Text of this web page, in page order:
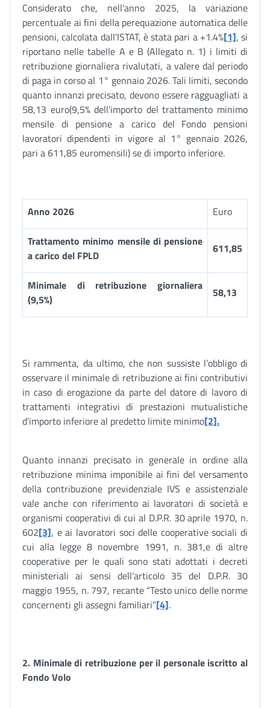
Considerato che, nell'anno 2025, la variazione
percentuale ai fini della perequazione automatica delle
pensioni, calcolata dall'ISTAT, è stata pari a +1.4%[1], si
riportano nelle tabelle A e B (Allegato n. 1) i limiti di
retribuzione giornaliera rivalutati, a valere dal periodo
di paga in corso al 1° gennaio 2026. Tali limiti, secondo
quanto innanzi precisato, devono essere ragguagliati a
58,13 euro(9,5% dell'importo del trattamento minimo
mensile di pensione a carico del Fondo pensioni
lavoratori dipendenti in vigore al 1° gennaio 2026,
pari a 611,85 euromensili) se di importo inferiore.
Anno 2026 Euro
Trattamento minimo mensile di pensione
a carico del FPLD
611,85
Minimale di retribuzione giornaliera
(9,5%)
58,13
Si rammenta, da ultimo, che non sussiste l’obbligo di
osservare il minimale di retribuzione ai fini contributivi
in caso di erogazione da parte del datore di lavoro di
trattamenti integrativi di prestazioni mutualistiche
d’importo inferiore al predetto limite minimo[2].
Quanto innanzi precisato in generale in ordine alla
retribuzione minima imponibile ai fini del versamento
della contribuzione previdenziale IVS e assistenziale
vale anche con riferimento ai lavoratori di società e
organismi cooperativi di cui al D.P.R. 30 aprile 1970, n.
602[3], e ai lavoratori soci delle cooperative sociali di
cui alla legge 8 novembre 1991, n. 381,e di altre
cooperative per le quali sono stati adottati i decreti
ministeriali ai sensi dell’articolo 35 del D.P.R. 30
maggio 1955, n. 797, recante “Testo unico delle norme
concernenti gli assegni familiari”[4].
2. Minimale di retribuzione per il personale iscritto al
Fondo Volo